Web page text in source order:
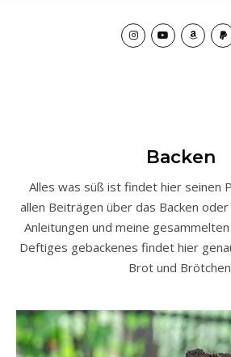
Backen
Alles was süß ist findet hier seinen
allen Beiträgen über das Backen
Anleitungen und meine
Deftiges gebackenes findet hier
Brot und